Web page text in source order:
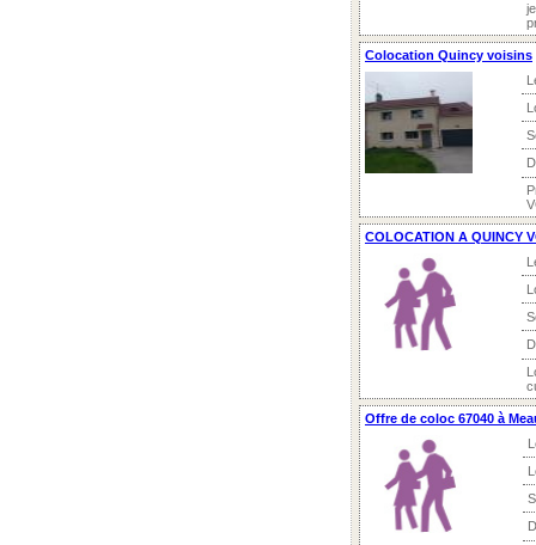
Colocation Quincy voisins
COLOCATION A QUINCY
Offre de coloc 67040 à